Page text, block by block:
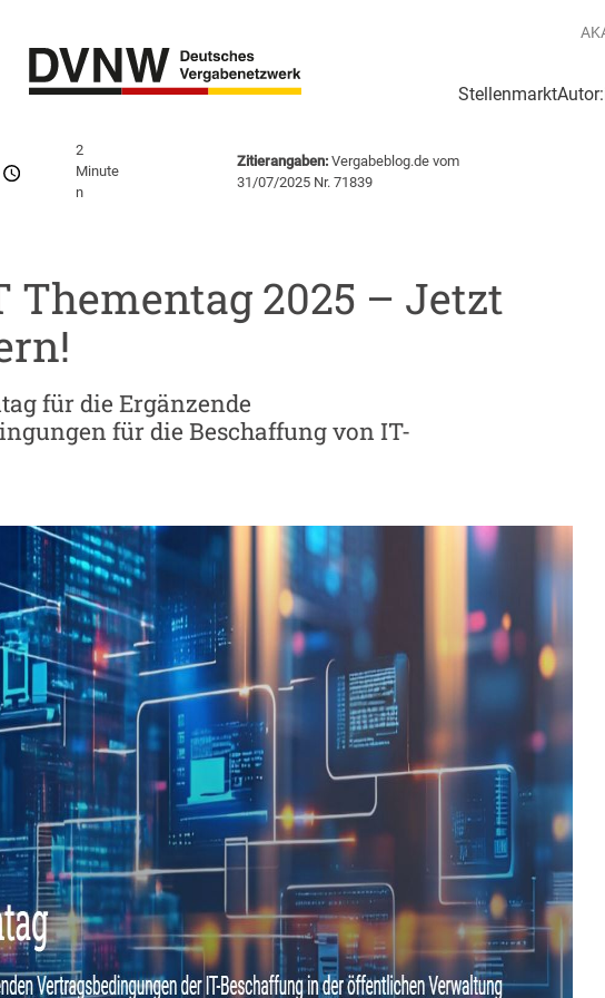
Stellenmarkt
2
Minute
n
Zitierangaben: Vergabeblog.de vom
31/07/2025 Nr. 71839
Thementag 2025 – Jetzt
für die Ergänzende
für die Beschaffung von IT-